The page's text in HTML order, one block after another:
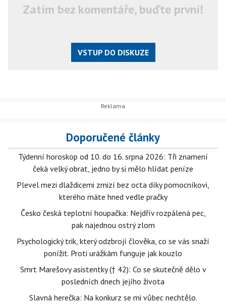
Zatím bez komentáře, buďte první!
VSTUP DO DISKUZE
Doporučené články
Týdenní horoskop od 10. do 16. srpna 2026: Tři znamení
čeká velký obrat, jedno by si mělo hlídat peníze
Plevel mezi dlaždicemi zmizí bez octa díky pomocníkovi,
kterého máte hned vedle pračky
Česko česká teplotní houpačka: Nejdřív rozpálená pec,
pak najednou ostrý zlom
Psychologický trik, který odzbrojí člověka, co se vás snaží
ponížit. Proti urážkám funguje jak kouzlo
Smrt Marešovy asistentky († 42): Co se skutečně dělo v
posledních dnech jejího života
Slavná herečka: Na konkurz se mi vůbec nechtělo.